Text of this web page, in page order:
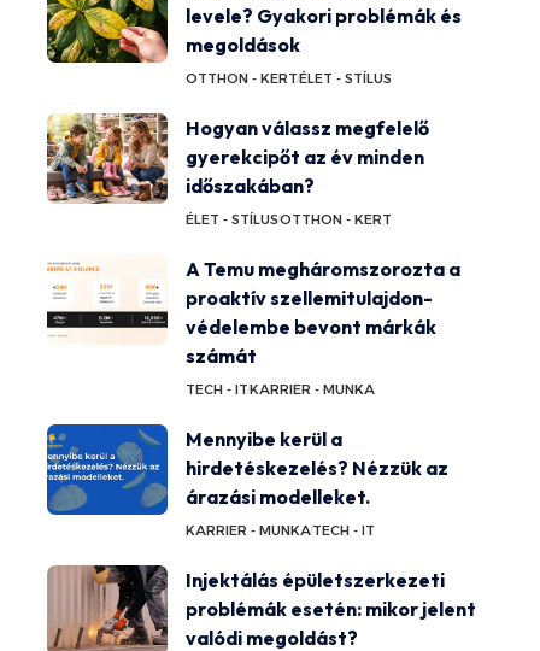
levele? Gyakori problémák és
megoldások
OTTHON - KERTÉLET - STÍLUS
Hogyan válassz megfelelő
gyerekcipőt az év minden
időszakában?
ÉLET - STÍLUSOTTHON - KERT
A Temu megháromszorozta a
proaktív szellemitulajdon-
védelembe bevont márkák
számát
TECH - ITKARRIER - MUNKA
Mennyibe kerül a
hirdetéskezelés? Nézzük az
árazási modelleket.
KARRIER - MUNKATECH - IT
Injektálás épületszerkezeti
problémák esetén: mikor jelent
valódi megoldást?